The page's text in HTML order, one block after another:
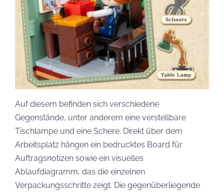
Auf diesem befinden sich verschiedene
Gegenstände, unter anderem eine verstellbare
Tischlampe und eine Schere. Direkt über dem
Arbeitsplatz hängen ein bedrucktes Board für
Auftragsnotizen sowie ein visuelles
Ablaufdiagramm, das die einzelnen
Verpackungsschritte zeigt. Die gegenüberliegende